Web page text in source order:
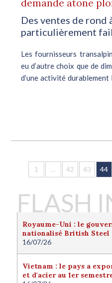
demande atone
Des ventes de rond
particulièrement
Les fournisseurs
eu d’autre choix que de
d’une activité
1 ... 42 43 44
FLASH
Royaume-Uni : le
nationalisé British Steel
16/07/26
Le Royaume-Uni a
protéger l'avenir de la
Londres juge cette
protéger l'intérêt
Vietnam : le pays a
et d'acier au 1er